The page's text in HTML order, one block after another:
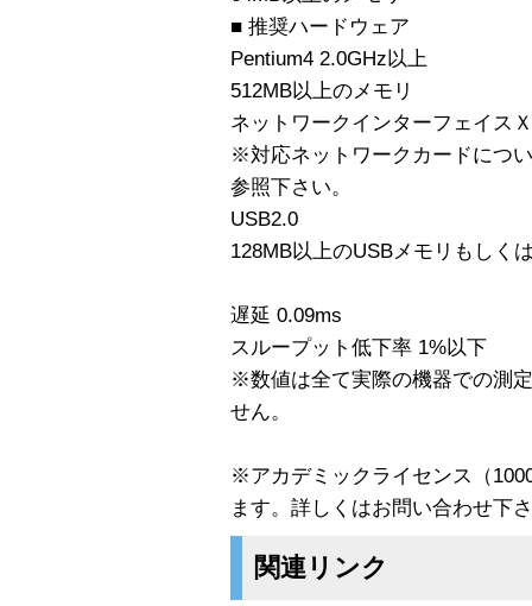
■ 推奨ハードウェア
Pentium4 2.0GHz以上
512MB以上のメモリ
ネットワークインターフェイ
※対応ネットワークカードにつ
参照下さい。
USB2.0
128MB以上のUSBメモリもしく
遅延 0.09ms
スループット低下率 1%以下
※数値は全て実際の機器での測
せん。
※アカデミックライセンス（
ます。詳しくはお問い合わせ下
関連リンク